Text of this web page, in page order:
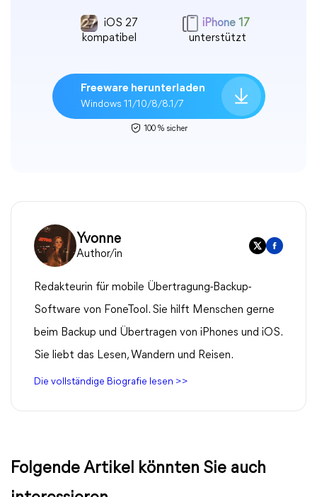
iOS 27
kompatibel
iPhone 17
unterstützt
Freeware herunterladen
Windows 11/10/8/8.1/7
100 % sicher
Yvonne
Author/in
Redakteurin für mobile Übertragung-Backup-
Software von FoneTool. Sie hilft Menschen gerne
beim Backup und Übertragen von iPhones und iOS.
Sie liebt das Lesen, Wandern und Reisen.
Die vollständige Biografie lesen >>
Folgende Artikel könnten Sie auch